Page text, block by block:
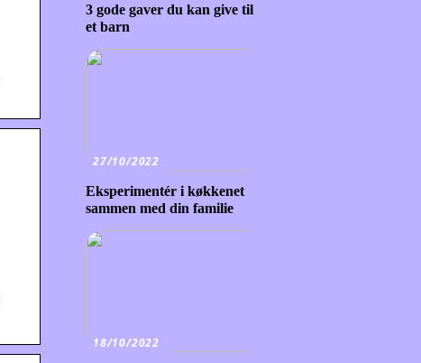
3 gode gaver du kan give til
et barn
27/10/2022
Eksperimentér i køkkenet
sammen med din familie
18/10/2022